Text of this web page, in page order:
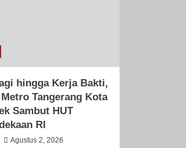
hingga Kerja Bakti,
Tangerang Kota
Sambut HUT
RI
Agustus 2, 2026